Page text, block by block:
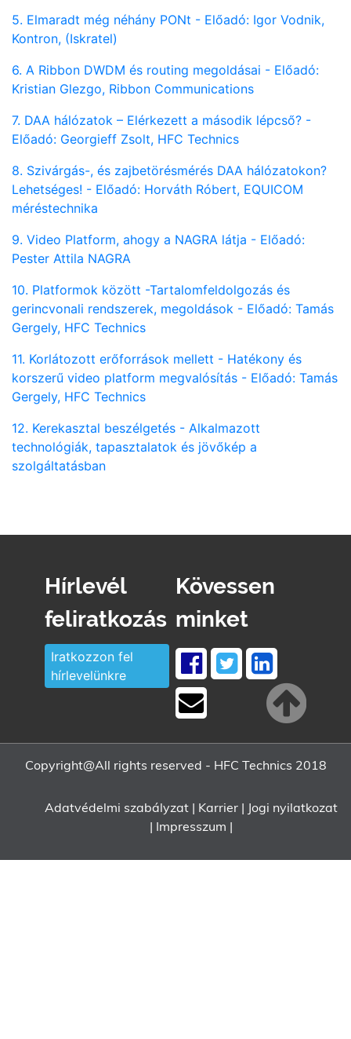
5. Elmaradt még néhány PONt - Előadó: Igor Vodnik,
Kontron, (Iskratel)
6. A Ribbon DWDM és routing megoldásai - Előadó:
Kristian Glezgo, Ribbon Communications
7. DAA hálózatok – Elérkezett a második lépcső? -
Előadó: Georgieff Zsolt, HFC Technics
8. Szivárgás-, és zajbetörésmérés DAA hálózatokon?
Lehetséges! - Előadó: Horváth Róbert, EQUICOM
méréstechnika
9. Video Platform, ahogy a NAGRA látja - Előadó:
Pester Attila NAGRA
10. Platformok között -Tartalomfeldolgozás és
gerincvonali rendszerek, megoldások - Előadó: Tamás
Gergely, HFC Technics
11. Korlátozott erőforrások mellett - Hatékony és
korszerű video platform megvalósítás - Előadó: Tamás
Gergely, HFC Technics
12. Kerekasztal beszélgetés - Alkalmazott
technológiák, tapasztalatok és jövőkép a
szolgáltatásban
Hírlevél
feliratkozás
Iratkozzon fel
hírlevelünkre
Kövessen
minket
Copyright@All rights reserved - HFC Technics 2018
Adatvédelmi szabályzat | Karrier | Jogi nyilatkozat
| Impresszum |